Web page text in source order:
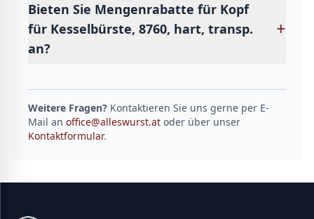
Bieten Sie Mengenrabatte für Kopf
für Kesselbürste, 8760, hart, transp.
an?
+
Weitere Fragen? Kontaktieren Sie uns gerne per E-
Mail an office@alleswurst.at oder über unser
Kontaktformular.